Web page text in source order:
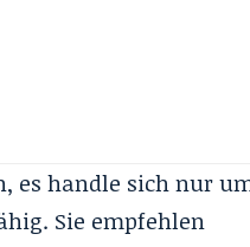
es handle sich nur
Sie empfehlen